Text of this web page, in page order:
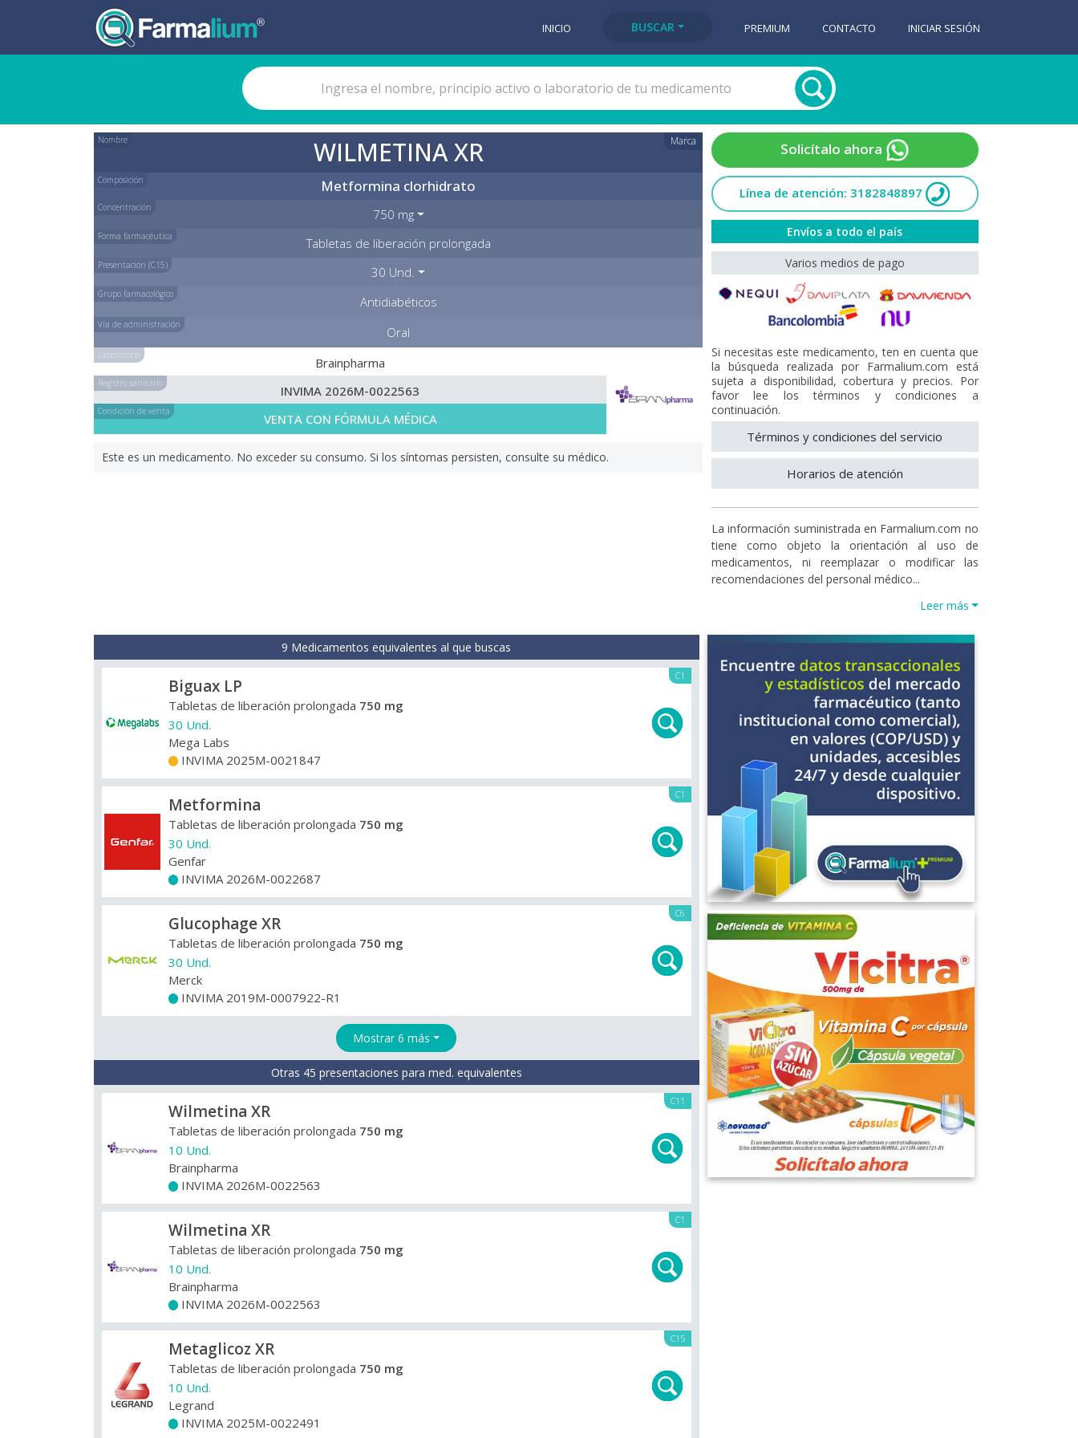
INICIO BUSCAR PREMIUM CONTACTO INICIAR SESIÓN
Nombre Marca
WILMETINA XR
Composición Metformina clorhidrato
Concentración 750 mg
Forma farmacéutica Tabletas de liberación prolongada
Presentación (C15) 30 Und.
Grupo farmacológico Antidiabéticos
Vía de administración Oral
Laboratorio Brainpharma
Registro sanitario INVIMA 2026M-0022563
Condición de venta VENTA CON FÓRMULA MÉDICA
Este es un medicamento. No exceder su consumo. Si los síntomas persisten, consulte su médico.
Solicítalo ahora
Línea de atención: 3182848897
Envíos a todo el país
Varios medios de pago
Si necesitas este medicamento, ten en cuenta que
la búsqueda realizada por Farmalium.com está
sujeta a disponibilidad, cobertura y precios. Por
favor lee los términos y condiciones a
continuación.
Términos y condiciones del servicio
Horarios de atención
La información suministrada en Farmalium.com no
tiene como objeto la orientación al uso de
medicamentos, ni reemplazar o modificar las
recomendaciones del personal médico...
Leer más
9 Medicamentos equivalentes al que buscas
C1
Biguax LP
Tabletas de liberación prolongada 750 mg
30 Und.
Mega Labs
INVIMA 2025M-0021847
C1
Metformina
Tabletas de liberación prolongada 750 mg
30 Und.
Genfar
INVIMA 2026M-0022687
C6
Glucophage XR
Tabletas de liberación prolongada 750 mg
30 Und.
Merck
INVIMA 2019M-0007922-R1
Mostrar 6 más
Otras 45 presentaciones para med. equivalentes
C11
Wilmetina XR
Tabletas de liberación prolongada 750 mg
10 Und.
Brainpharma
INVIMA 2026M-0022563
C1
Wilmetina XR
Tabletas de liberación prolongada 750 mg
10 Und.
Brainpharma
INVIMA 2026M-0022563
C15
Metaglicoz XR
Tabletas de liberación prolongada 750 mg
10 Und.
Legrand
INVIMA 2025M-0022491